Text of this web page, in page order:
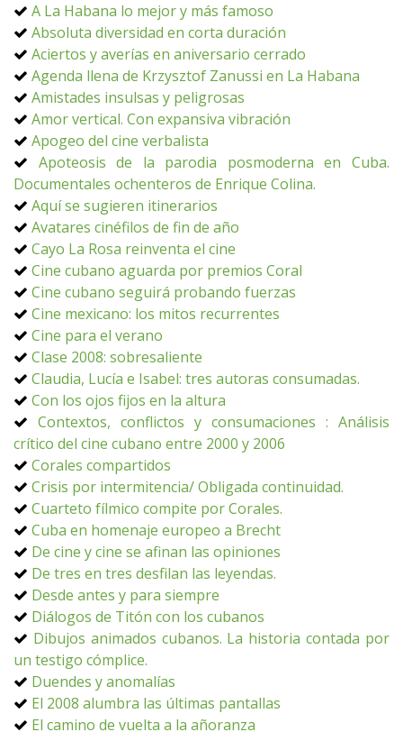
A La Habana lo mejor y más famoso
Absoluta diversidad en corta duración
Aciertos y averías en aniversario cerrado
Agenda llena de Krzysztof Zanussi en La Habana
Amistades insulsas y peligrosas
Amor vertical. Con expansiva vibración
Apogeo del cine verbalista
Apoteosis de la parodia posmoderna en Cuba.
Documentales ochenteros de Enrique Colina.
Aquí se sugieren itinerarios
Avatares cinéfilos de fin de año
Cayo La Rosa reinventa el cine
Cine cubano aguarda por premios Coral
Cine cubano seguirá probando fuerzas
Cine mexicano: los mitos recurrentes
Cine para el verano
Clase 2008: sobresaliente
Claudia, Lucía e Isabel: tres autoras consumadas.
Con los ojos fijos en la altura
Contextos, conflictos y consumaciones : Análisis
crítico del cine cubano entre 2000 y 2006
Corales compartidos
Crisis por intermitencia/ Obligada continuidad.
Cuarteto fílmico compite por Corales.
Cuba en homenaje europeo a Brecht
De cine y cine se afinan las opiniones
De tres en tres desfilan las leyendas.
Desde antes y para siempre
Diálogos de Titón con los cubanos
Dibujos animados cubanos. La historia contada por
un testigo cómplice.
Duendes y anomalías
El 2008 alumbra las últimas pantallas
El camino de vuelta a la añoranza